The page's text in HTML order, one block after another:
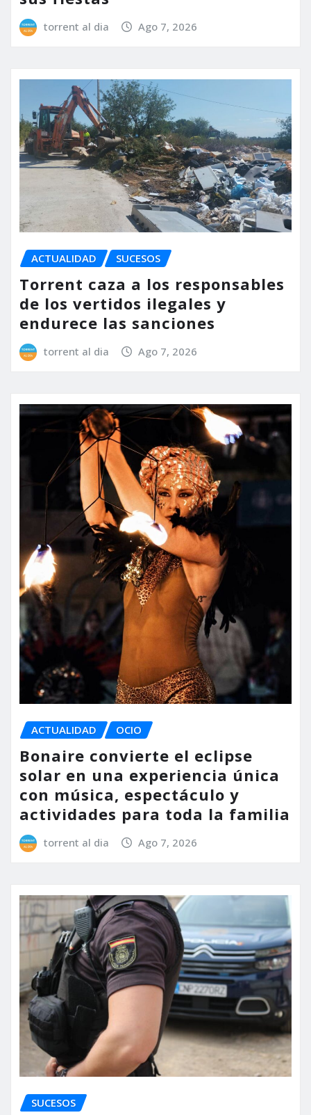
torrent al dia Ago 7, 2026
ACTUALIDAD SUCESOS
Torrent caza a los responsables
de los vertidos ilegales y
endurece las sanciones
torrent al dia Ago 7, 2026
ACTUALIDAD OCIO
Bonaire convierte el eclipse
solar en una experiencia única
con música, espectáculo y
actividades para toda la familia
torrent al dia Ago 7, 2026
SUCESOS